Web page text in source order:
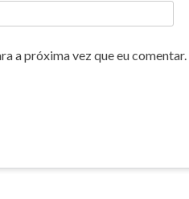
a próxima vez que eu comentar.